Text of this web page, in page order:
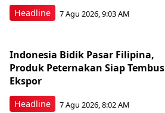
Headline 7 Agu 2026, 9:03 AM
Headline
Indonesia Bidik Pasar Filipina,
Produk Peternakan Siap Tembus
Ekspor
7 Agu 2026, 8:02 AM